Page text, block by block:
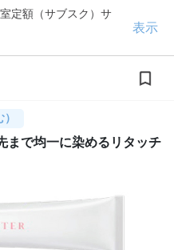
定額（サブスク）サ
表示
まで均一に染めるリタッチ